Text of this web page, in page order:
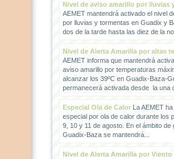
Nivel de aviso amarillo por lluvias
AEMET mantendrá activado el nivel
por lluvias y tormentas en Guadix y
dos de la tarde hasta las diez de la
Nivel de Alerta Amarilla por altas
AEMET informa que mantendrá
aviso amarillo por temperaturas
alcanzar los 39ºC en Guadix-Baza-
permanecerá activada desde la una
Especial Ola de CalorLa AEMET ha
especial por ola de calor durante los
9, 10 y 11 de agosto. En el ámbito de
Guadix-Baza se mantendrá...
Nivel de Alerta Amarilla por Viento